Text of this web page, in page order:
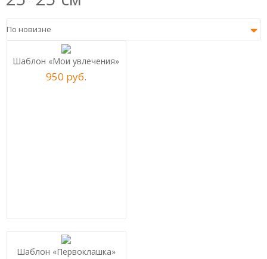
Шаблон «Мои увлечения»
950 руб.
Шаблон «Первоклашка»